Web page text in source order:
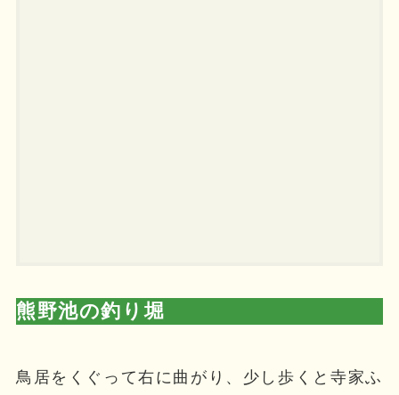
熊野池の釣り堀
鳥居をくぐって右に曲がり、少し歩くと寺家ふ